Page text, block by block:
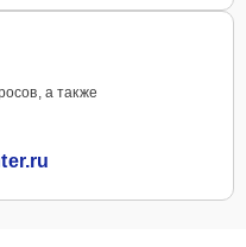
а также